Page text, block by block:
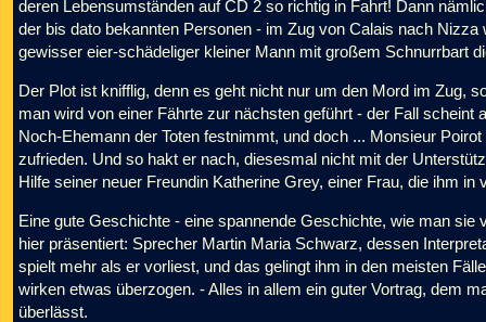
deren Lebensumständen auf CD 2 so richtig in Fahrt! Dann
der bis dato bekannten Personen - im Zug von Calais nach
gewisser eier-schädeliger kleiner Mann mit großem Schnurrbart
Der Plot ist knifflig, denn es geht nicht nur um den Mord im Zug,
man wird von einer Fährte zur nächsten geführt - der Fall scheint
Noch-Ehemann der Toten festnimmt, und doch ... Monsieur
zufrieden. Und so hakt er nach, diesesmal nicht mit der
Hilfe seiner neuer Freundin Katherine Grey, einer Frau, die ihm in
Eine gute Geschichte - eine spannende Geschichte, wie man
hier präsentiert: Sprecher Martin Maria Schwarz, dessen
spielt mehr als er vorliest, und das gelingt ihm in den meisten
wirken etwas überzogen. - Alles in allem ein guter Vortrag, dem
überlässt.